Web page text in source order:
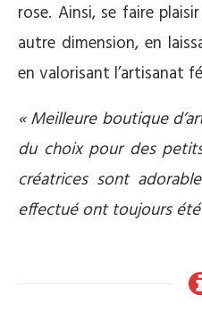
rose. Ainsi, se faire
autre dimension, en
en valorisant l’artisanat
« Meilleure boutique
du choix pour des
créatrices sont
effectué ont toujours